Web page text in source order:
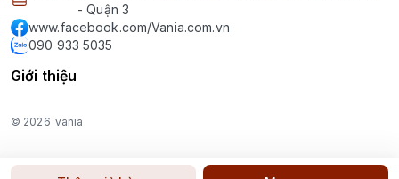
- Quận 3
www.facebook.com/Vania.com.vn
090 933 5035
Giới thiệu
© 2026 vania